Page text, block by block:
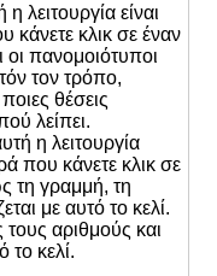
λειτουργία είναι
κάνετε κλικ σε έναν
οι πανομοιότυποι
τον τρόπο,
θέσεις
λείπει.
η λειτουργία
που κάνετε κλικ σε
τη γραμμή, τη
με αυτό το κελί.
αριθμούς και
το κελί.